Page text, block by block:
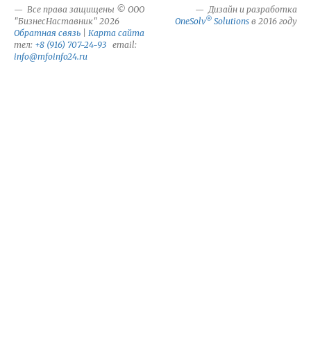
Все права защищены © ООО
"БизнесНаставник" 2026
Обратная связь
Карта сайта
тел: +8 (916) 707-24-93 email:
info@mfoinfo24.ru
Дизайн и разработка
OneSolv® Solutions в 2016 году